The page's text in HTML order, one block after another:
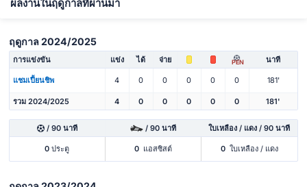
ผลงานในฤดูกาลที่ผ่านมา
ฤดูกาล 2024/2025
การแข่งขัน แข่ง ได้ จ่าย PEN นาที
แชมเปี้ยนชิพ 4 0 0 0 0 0 181'
รวม 2024/2025 4 0 0 0 0 0 181'
/ 90 นาที / 90 นาที ใบเหลือง / แดง / 90 นาที
0 ประตู 0 แอสซิสต์ 0 ใบเหลือง / แดง